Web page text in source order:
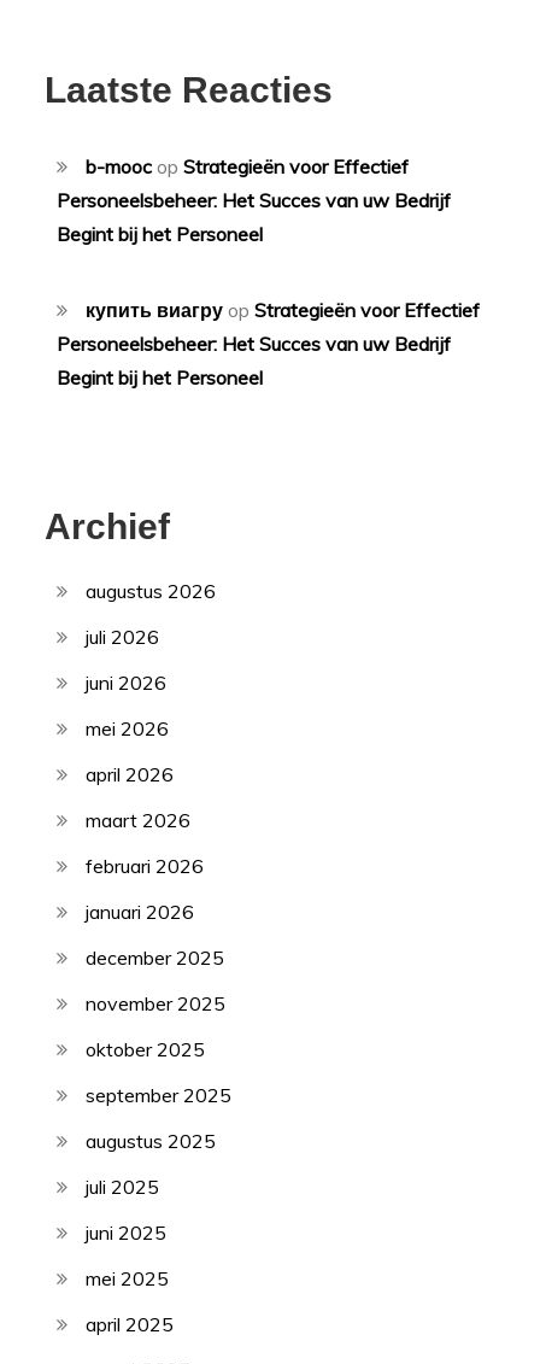
Laatste Reacties
b-mooc opStrategieën voor Effectief
Personeelsbeheer: Het Succes van uw Bedrijf
Begint bij het Personeel
купить виагру opStrategieën voor Effectief
Personeelsbeheer: Het Succes van uw Bedrijf
Begint bij het Personeel
Archief
augustus 2026
juli 2026
juni 2026
mei 2026
april 2026
maart 2026
februari 2026
januari 2026
december 2025
november 2025
oktober 2025
september 2025
augustus 2025
juli 2025
juni 2025
mei 2025
april 2025